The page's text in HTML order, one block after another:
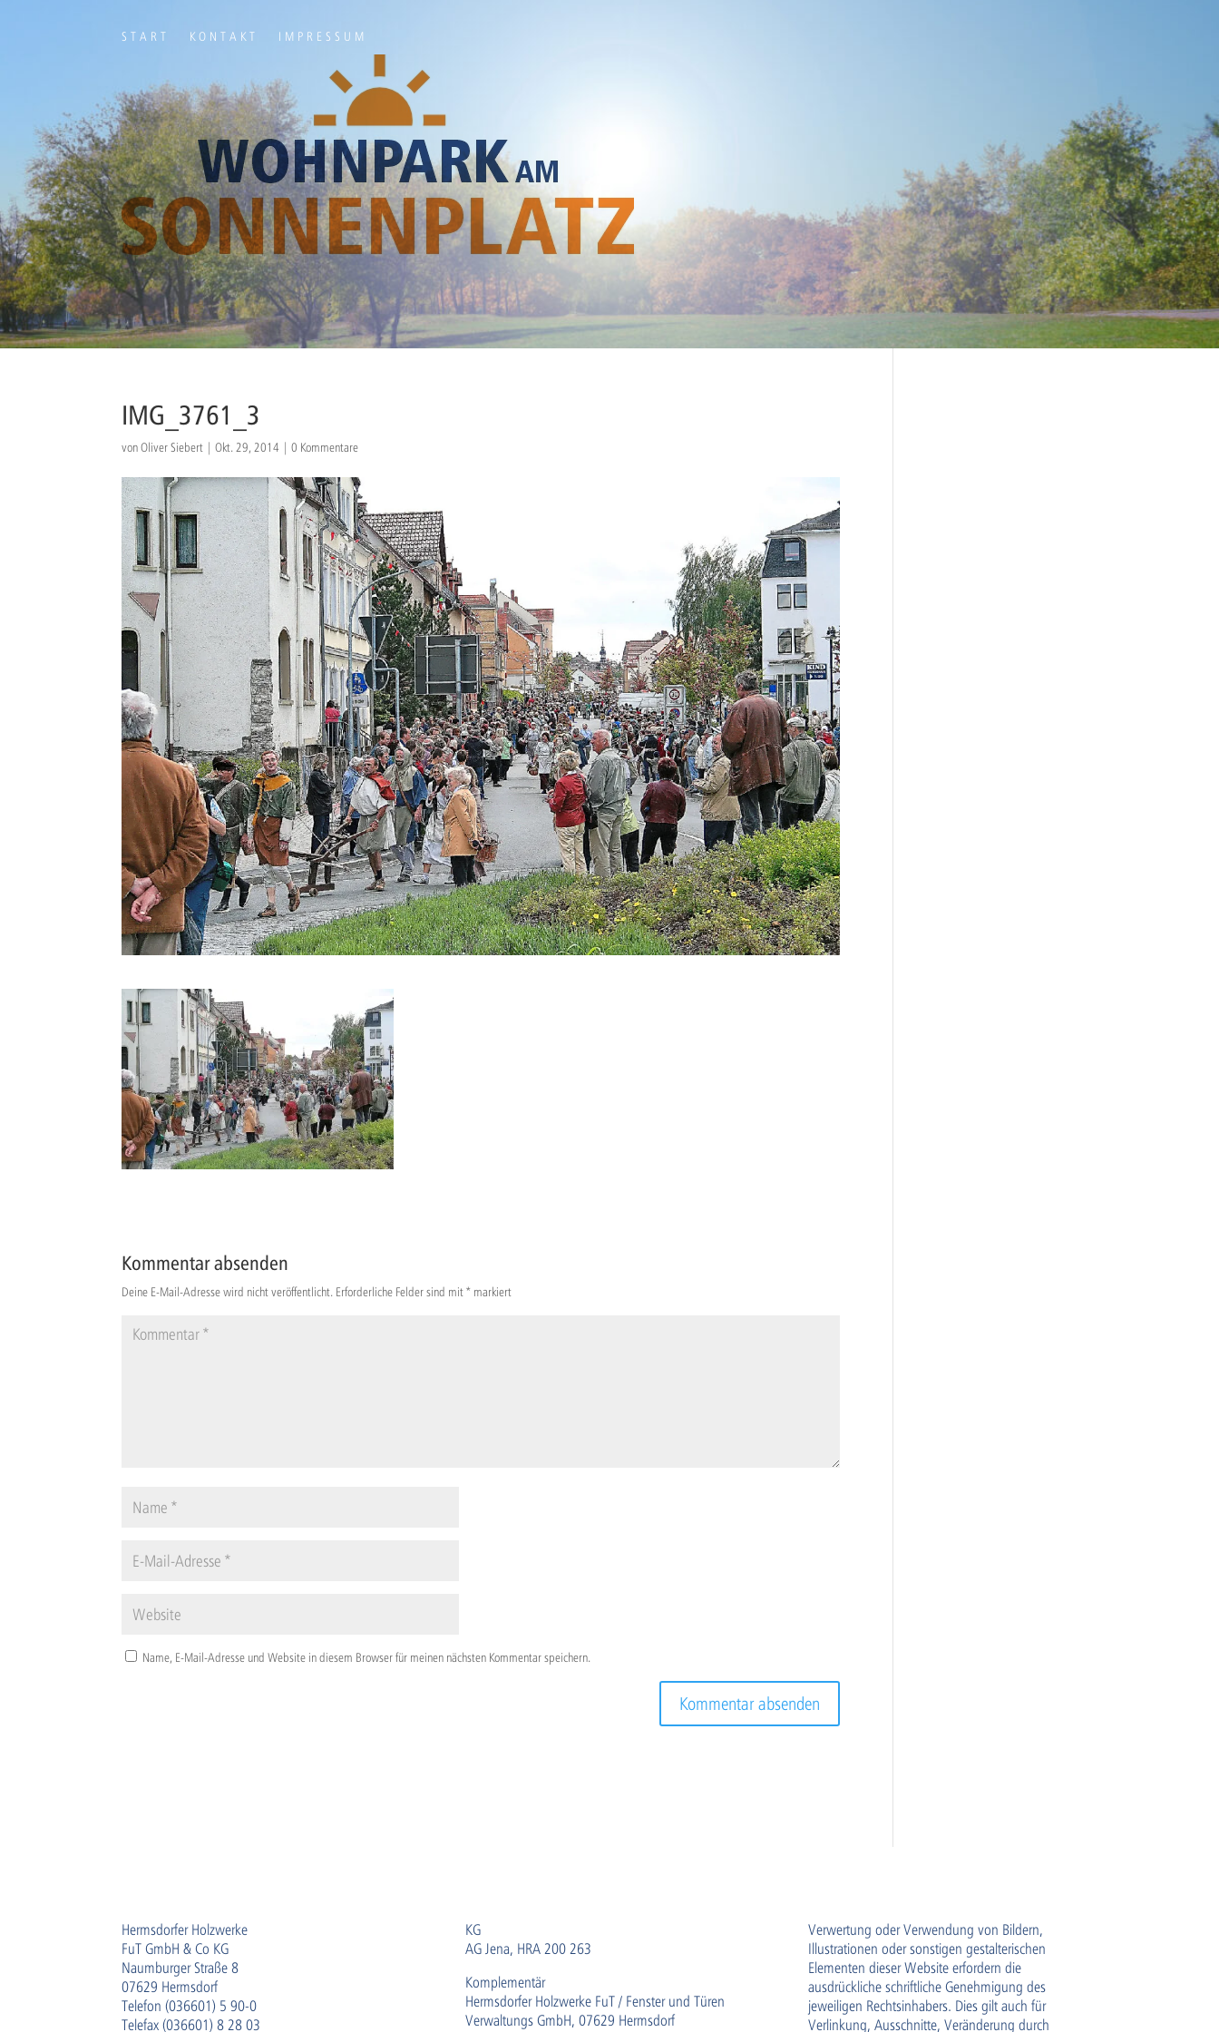
Ihr Titel
Your content goes here. Edit or remove this text inline or in the module Content settings. You can also style every aspect of this content in the module Design settings and even apply custom CSS to this text in the
module Advanced settings.
START KONTAKT IMPRESSUM
IMG_3761_3
vonOliver Siebert |Okt. 29, 2014 |0 Kommentare
Kommentar absenden
Deine E-Mail-Adresse wird nicht veröffentlicht. Erforderliche Felder sind mit* markiert
Name, E-Mail-Adresse und Website in diesem Browser für meinen nächsten Kommentar speichern.
Hermsdorfer Holzwerke
FuT GmbH & Co KG
Naumburger Straße 8
07629 Hermsdorf
Telefon (036601) 5 90-0
Telefax (036601) 8 28 03
KG
AG Jena, HRA 200 263
Komplementär
Hermsdorfer Holzwerke FuT / Fenster und Türen
Verwaltungs GmbH, 07629 Hermsdorf
Verwertung oder Verwendung von Bildern,
Illustrationen oder sonstigen gestalterischen
Elementen dieser Website erfordern die
ausdrückliche schriftliche Genehmigung des
jeweiligen Rechtsinhabers. Dies gilt auch für
Verlinkung, Ausschnitte, Veränderung durch